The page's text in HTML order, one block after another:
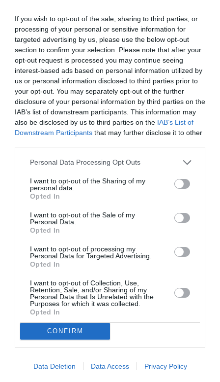
If you wish to opt-out of the sale, sharing to third parties, or
processing of your personal or sensitive information for
targeted advertising by us, please use the below opt-out
section to confirm your selection. Please note that after your
opt-out request is processed you may continue seeing
interest-based ads based on personal information utilized by
us or personal information disclosed to third parties prior to
your opt-out. You may separately opt-out of the further
disclosure of your personal information by third parties on the
IAB’s list of downstream participants. This information may
also be disclosed by us to third parties on the IAB’s List of
Downstream Participants that may further disclose it to other
Personal Data Processing Opt Outs
I want to opt-out of the Sharing of my
personal data.
Opted In
I want to opt-out of the Sale of my
Personal Data.
Opted In
I want to opt-out of processing my
Personal Data for Targeted Advertising.
Opted In
I want to opt-out of Collection, Use,
Retention, Sale, and/or Sharing of my
Personal Data that Is Unrelated with the
Purposes for which it was collected.
Opted In
CONFIRM
Data Deletion Data Access Privacy Policy
aceeaşi perioadă a anului trecut. România se află pe
locul al patrulea în Europa, în topul ţărilor în care
mâncarea s-a scumpit. În plus, majoritatea
fabricanţilor de hârtie şi carton anunţă un nou val de
scumpiri din această lună. Deşi creşterile de preţ nu
depăşesc o valoare procentuală de 10%, această
majorare nu face decât să producă şi mai multă
îngrijorare în rândul industriei tipografice, şi aşa
Articolul anterior
Seminar la Roma: „Despre spălarea pe
creier la Est şi la Vest”
Următorul articol
FOTO ROMA/ ARI a distribuit mărţişoare de
ASEMENEA